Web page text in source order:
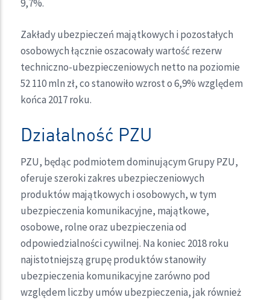
9,7%.
Zakłady ubezpieczeń majątkowych i pozostałych
osobowych łącznie oszacowały wartość rezerw
techniczno-ubezpieczeniowych netto na poziomie
52 110 mln zł, co stanowiło wzrost o 6,9% względem
końca 2017 roku.
Działalność PZU
PZU, będąc podmiotem dominującym Grupy PZU,
oferuje szeroki zakres ubezpieczeniowych
produktów majątkowych i osobowych, w tym
ubezpieczenia komunikacyjne, majątkowe,
osobowe, rolne oraz ubezpieczenia od
odpowiedzialności cywilnej. Na koniec 2018 roku
najistotniejszą grupę produktów stanowiły
ubezpieczenia komunikacyjne zarówno pod
względem liczby umów ubezpieczenia, jak również